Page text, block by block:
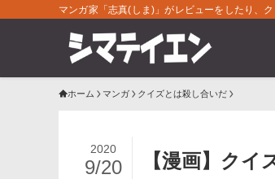
マンガ家「志真(しま)」がレビューをしたり、
ホーム マンガ クイズとは殺し合いだ
【漫画】ク
2020
9/20